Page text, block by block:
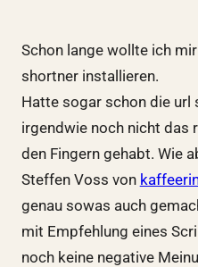
Schon lange wollte ich
shortner installieren.
Hatte sogar schon die
irgendwie noch nicht das
den Fingern gehabt. Wie
Steffen Voss von
genau sowas auch
mit Empfehlung eines
noch keine negative